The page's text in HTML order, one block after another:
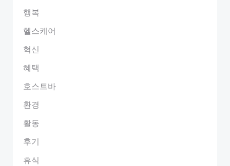
행복
헬스케어
혁신
혜택
호스트바
환경
활동
후기
휴식